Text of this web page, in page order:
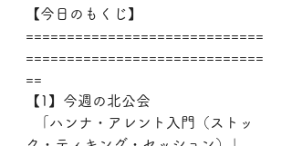
【今日のもくじ】
=============================
=============================
==
【1】今週の北公会
「ハンナ・アレント入門（ストッ